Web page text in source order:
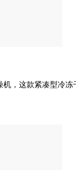
，这款紧凑型冷